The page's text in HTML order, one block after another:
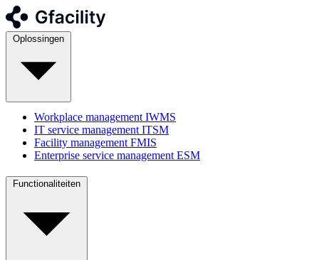
Workplace management IWMS
IT service management ITSM
Facility management FMIS
Enterprise service management ESM